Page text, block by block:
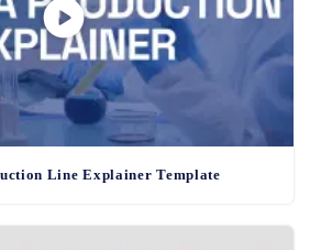
Line Explainer Template